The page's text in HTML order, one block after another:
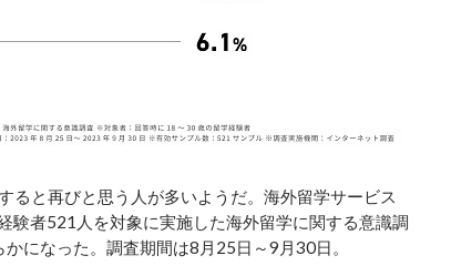
と再びと思う人が多いようだ。海外留学サービス
験者521人を対象に実施した海外留学に関する意識調
になった。調査期間は8月25日～9月30日。